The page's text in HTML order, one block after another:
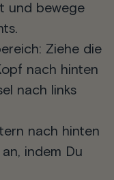
und bewege
: Ziehe die
nach hinten
nach links
nach hinten
indem Du